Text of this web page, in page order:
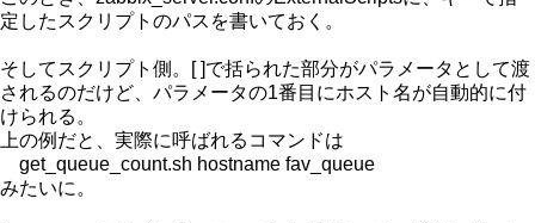
定したスクリプトのパスを書いておく。
そしてスクリプト側。[ ]で括られた部分がパラメータとして渡
されるのだけど、パラメータの1番目にホスト名が自動的に付
けられる。
上の例だと、実際に呼ばれるコマンドは
get_queue_count.sh hostname fav_queue
みたいに。